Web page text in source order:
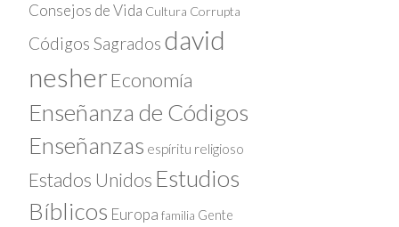
Consejos de Vida Cultura Corrupta
Códigos Sagrados david
nesher Economía
Enseñanza de Códigos
Enseñanzas espíritu religioso
Estados Unidos Estudios
Bíblicos Europa familia Gente